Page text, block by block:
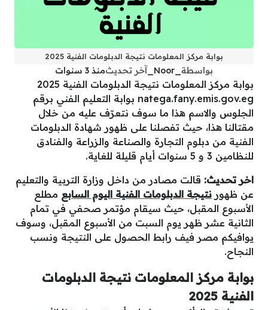
بوابة مركز المعلومات نتيجة الدبلومات الفنية 2025
بواسطة آخر تحديثمنذ 3 سنوات
بوابة مركز المعلومات نتيجة الدبلومات الفنية 2025
natega.fany.emis.gov.eg بوابة التعليم الفني برقم
الجلوس والاسم هذا ما سوف نتعرّف عليه من خلال
مقتالنا هذا، حيث تفصلنا على ظهور شهادة الدبلومات
الفنية من دبلوم التجارة والصناعة والزراعة والفنادق
للنظامين 3 و 5 سنوات أيام قليلة للغاية.
اخر تحديث: قالت مصادر من داخل وزارة التربية والتعليم
عن ظهور نتيجة الدبلومات الفنية اليوم السابع مطلع
الأسبوع المقبل، حيث سيقام مؤتمر صحفي في تمام
الثانية عشر ظهر يوم السبت من الأسبوع المقبل، وسوف
يوافيكم مصر فيف رابط الحصول على النتيجة ونسب
النجاح.
بوابة مركز المعلومات نتيجة الدبلومات
الفنية 2025